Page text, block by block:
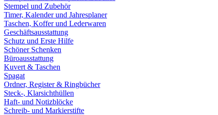
Stempel und Zubehör
Timer, Kalender und Jahresplaner
Taschen, Koffer und Lederwaren
Geschäftsausstattung
Schutz und Erste Hilfe
Schöner Schenken
Büroausstattung
Kuvert & Taschen
Spagat
Ordner, Register & Ringbücher
Steck-, Klarsichthüllen
Haft- und Notizblöcke
Schreib- und Markierstifte